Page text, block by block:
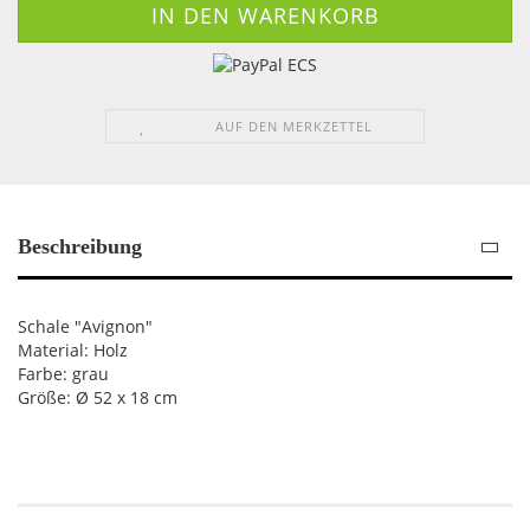
AUF DEN MERKZETTEL
Beschreibung
Schale "Avignon"
Material: Holz
Farbe: grau
Größe: Ø 52 x 18 cm